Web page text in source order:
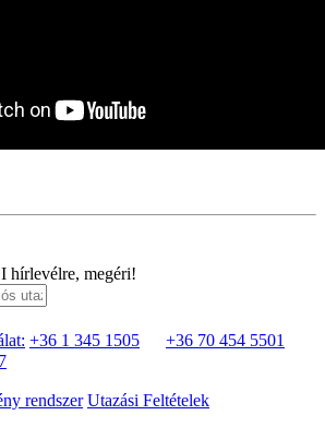
hírlevélre, megéri!
+36 1 345 1505
+36 70 454 5501
rendszer Utazási Feltételek